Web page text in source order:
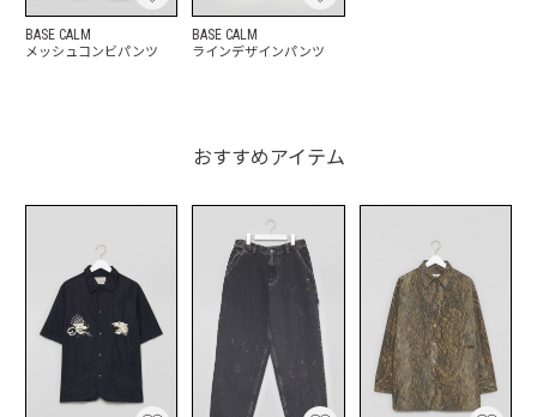
BASE CALM
メッシュコンビパンツ
BASE CALM
ラインデザインパンツ
おすすめアイテム